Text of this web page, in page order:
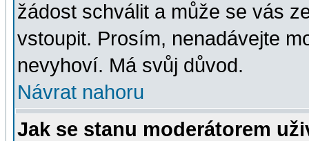
žádost schválit a může se vás
vstoupit. Prosím, nenadávejte
nevyhoví. Má svůj důvod.
Návrat nahoru
Jak se stanu moderátorem